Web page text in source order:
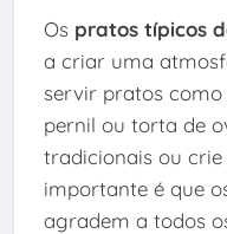
Os pratos típicos
a criar uma
servir pratos como
pernil ou torta de
tradicionais ou crie
importante é que
agradem a todos